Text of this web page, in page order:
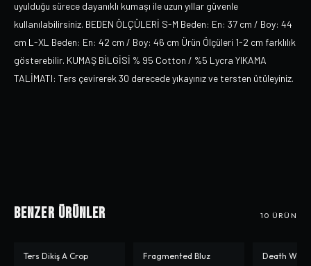
uyulduğu sürece dayanıklı kumaşı ile uzun yıllar güvenle
kullanılabilirsiniz. BEDEN ÖLÇÜLERİ S-M Beden: En: 37 cm / Boy: 44
cm L-XL Beden: En: 42 cm / Boy: 46 cm Ürün Ölçüleri 1-2 cm farklılık
gösterebilir. KUMAŞ BİLGİSİ % 95 Cotton / %5 Lycra YIKAMA
TALİMATI: Ters çevirerek 30 derecede yıkayınız ve tersten ütüleyiniz.
Benzer Ürünler 10 ÜRÜN
-%14
Ters Dikiş A Crop -%57
Fragmented Bluz -%50
Death We